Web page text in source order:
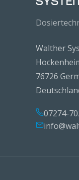
Walther
76726
07274-